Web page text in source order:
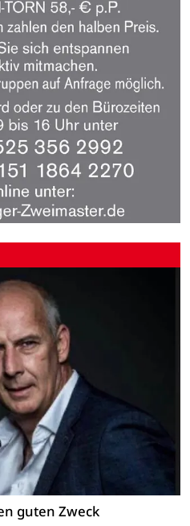
guten Zweck